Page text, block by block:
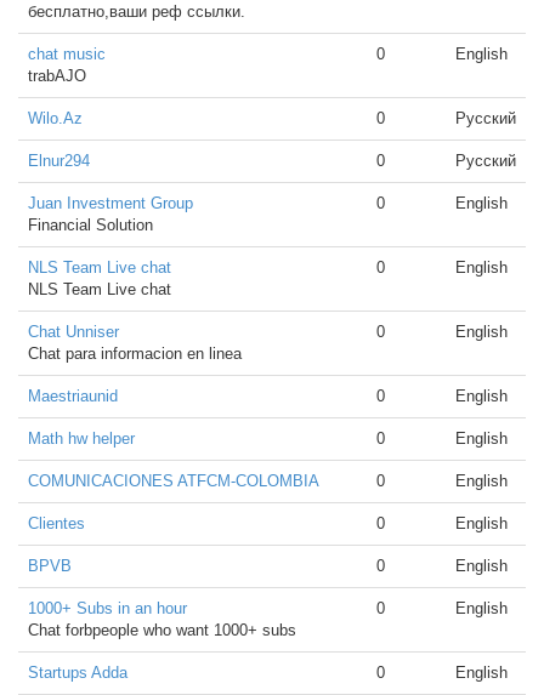
бесплатно,ваши реф ссылки.
chat music
trabAJO
0 English
Wilo.Az 0 Русский
Elnur294 0 Русский
Juan Investment Group
Financial Solution
0 English
NLS Team Live chat
NLS Team Live chat
0 English
Chat Unniser
Chat para informacion en linea
0 English
Maestriaunid 0 English
Math hw helper 0 English
COMUNICACIONES ATFCM-COLOMBIA 0 English
Clientes 0 English
BPVB 0 English
1000+ Subs in an hour
Chat forbpeople who want 1000+ subs
0 English
Startups Adda 0 English